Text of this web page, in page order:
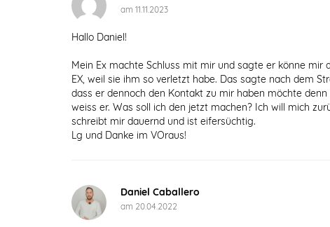
am 11.11.2023
Hallo Daniel!
Mein Ex machte Schluss mit mir und sagte er könne
EX, weil sie ihm so verletzt habe. Das sagte nach dem
dass er dennoch den Kontakt zu mir haben möchte
weiss er. Was soll ich den jetzt machen? Ich will mich
schreibt mir dauernd und ist eifersüchtig.
Lg und Danke im VOraus!
Daniel Caballero
am 20.04.2022